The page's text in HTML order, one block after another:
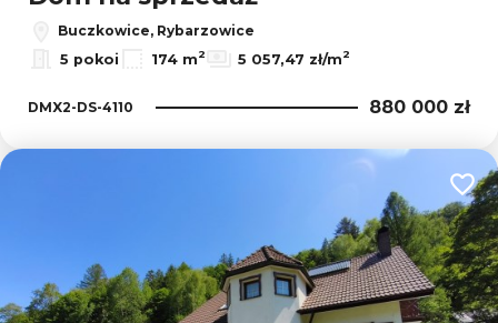
Buczkowice, Rybarzowice
5 pokoi
174 m2 5 057,47 zł/m2
DMX2-DS-4110 880 000 zł